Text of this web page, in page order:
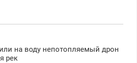
на воду непотопляемый дрон
рек